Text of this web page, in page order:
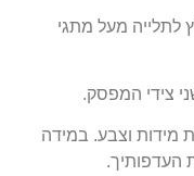
לתלייה מעל מתגי
צידי המפסק.
מידות וצבע. במידה
העדפותיך.